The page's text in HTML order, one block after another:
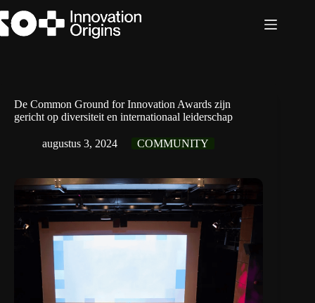
naar
de
De Common Ground for Innovation Awards zijn
gericht op diversiteit en internationaal leiderschap
augustus 3, 2024 COMMUNITY